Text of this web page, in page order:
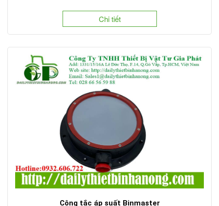
Chi tiết
Công tắc áp suất Binmaster